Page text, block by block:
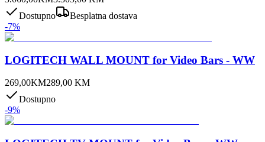
Dostupno
Besplatna dostava
-7%
LOGITECH WALL MOUNT for Video Bars - WW
269,00KM289,00 KM
Dostupno
-9%